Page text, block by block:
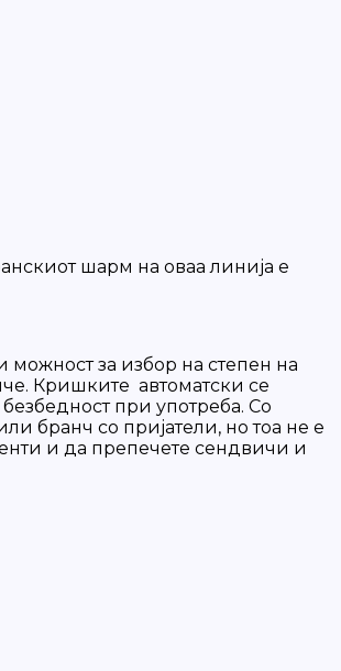
шарм на оваа линија е
за избор на степен на
Кришките автоматски се
при употреба. Со
бранч со пријатели, но тоа не е
и да препечете сендвичи и